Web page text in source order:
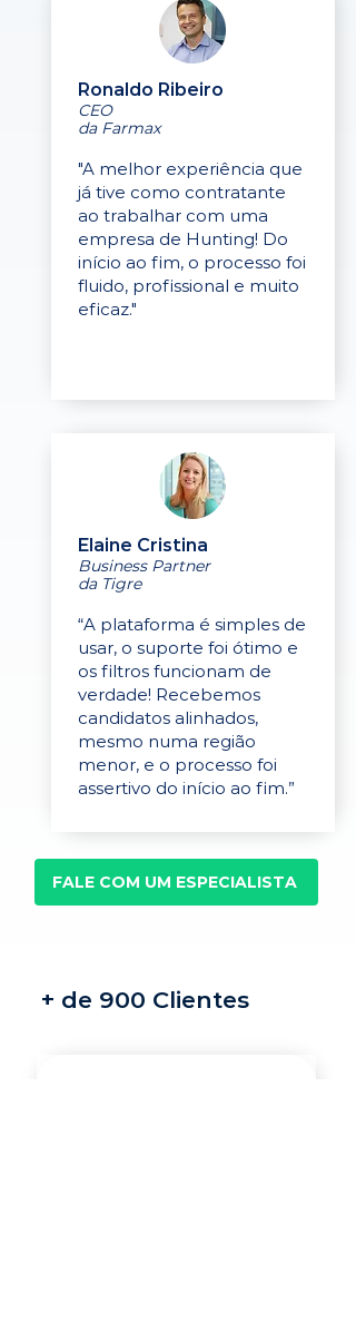
Ronaldo Ribeiro
CEO
da Farmax
"A melhor experiência que
já tive como contratante
ao trabalhar com uma
empresa de Hunting! Do
início ao fim, o processo foi
fluido, profissional e muito
eficaz."
Elaine Cristina
Business Partner
da Tigre
“A plataforma é simples de
usar, o suporte foi ótimo e
os filtros funcionam de
verdade! Recebemos
candidatos alinhados,
mesmo numa região
menor, e o processo foi
assertivo do início ao fim.”
FALE COM UM ESPECIALISTA
+ de 900 Clientes